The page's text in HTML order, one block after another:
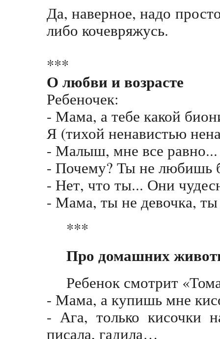
Да, наверное, надо
либо кочевряжусь.
***
О любви и возрасте
Ребеночек:
- Мама, а тебе какой
Я (тихой ненавистью
- Малыш, мне все равно...
- Почему? Ты не любишь
- Нет, что ты... Они
- Мама, ты не девочка,
***
Про домашних
Ребенок смотрит
- Мама, а купишь мне
- Ага, только кисочки
писала, гадила…